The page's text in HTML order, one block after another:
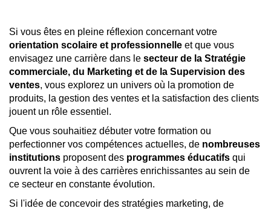
Si vous êtes en pleine réflexion concernant votre
orientation scolaire et professionnelle et que vous
envisagez une carrière dans le secteur de la Stratégie
commerciale, du Marketing et de la Supervision des
ventes, vous explorez un univers où la promotion de
produits, la gestion des ventes et la satisfaction des clients
jouent un rôle essentiel.
Que vous souhaitiez débuter votre formation ou
perfectionner vos compétences actuelles, de nombreuses
institutions proposent des programmes éducatifs qui
ouvrent la voie à des carrières enrichissantes au sein de
ce secteur en constante évolution.
Si l'idée de concevoir des stratégies marketing, de